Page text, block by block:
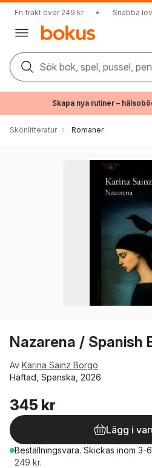
Fri frakt över 249 kr • Snabba
Sök bok, spel, pussel,
Skapa nya rutiner –
Skönlitteratur Romaner
Nazarena / Spanish
Av Karina Sainz Borgo
Häftad, Spanska, 2026
345 kr
Lägg i
Beställningsvara. Skickas inom 3-
249 kr.